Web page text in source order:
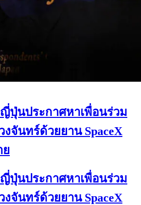
ปุ่นประกาศหาเพื่อนร่วม
จันทร์ด้วยยาน SpaceX
ย
ปุ่นประกาศหาเพื่อนร่วม
จันทร์ด้วยยาน SpaceX